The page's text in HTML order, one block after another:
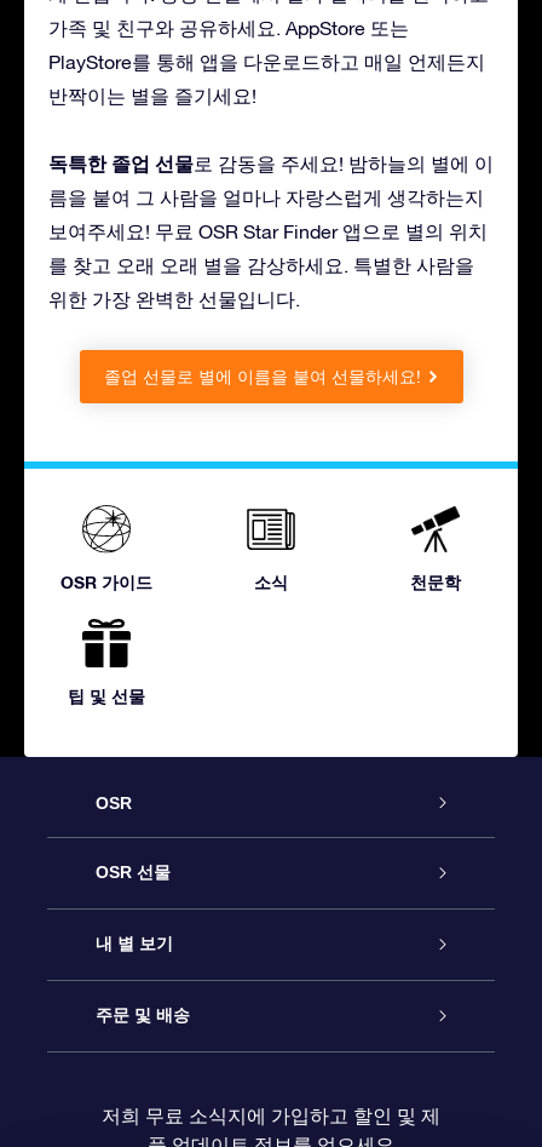
가족 및 친구와 공유하세요. AppStore 또는
PlayStore를 통해 앱을 다운로드하고 매일 언제든지
반짝이는 별을 즐기세요!
독특한 졸업 선물로 감동을 주세요! 밤하늘의 별에 이
름을 붙여 그 사람을 얼마나 자랑스럽게 생각하는지
보여주세요! 무료 OSR Star Finder 앱으로 별의 위치
를 찾고 오래 오래 별을 감상하세요. 특별한 사람을
위한 가장 완벽한 선물입니다.
졸업 선물로 별에 이름을 붙여 선물하세요!
OSR 가이드 소식 천문학
팁 및 선물
OSR
고객 서비스
연락처
블로그
OSR 선물
온라인 별 선물
OSR 선물 팩
내 별 보기
Star Register
주문 및 배송
저희 무료 소식지에 가입하고 할인 및 제